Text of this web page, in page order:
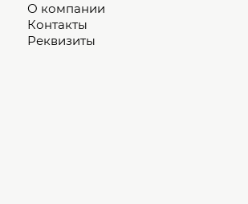
О компании
Контакты
Реквизиты